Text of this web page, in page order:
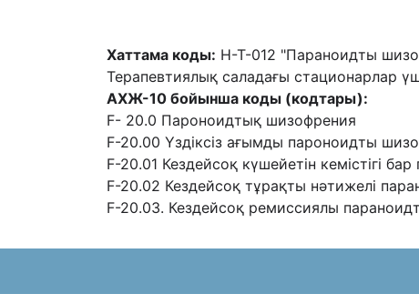
Хаттама коды: H-T-012 "Параноидты
Терапевтиялық саладағы стационарлар
АХЖ-10 бойынша коды (кодтары):
F- 20.0 Пароноидтық шизофрения
F-20.00 Үздіксіз ағымды пароноидты
F-20.01 Кездейсоқ күшейетін кемістігі
F-20.02 Кездейсоқ тұрақты нəтижелі
F-20.03. Кездейсоқ ремиссиялы